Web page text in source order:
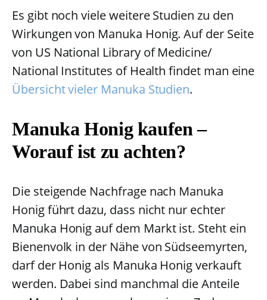
Es gibt noch viele weitere Studien zu den
Wirkungen von Manuka Honig. Auf der Seite
von US National Library of Medicine/
National Institutes of Health findet man eine
Übersicht vieler Manuka Studien.
Manuka Honig kaufen –
Worauf ist zu achten?
Die steigende Nachfrage nach Manuka
Honig führt dazu, dass nicht nur echter
Manuka Honig auf dem Markt ist. Steht ein
Bienenvolk in der Nähe von Südseemyrten,
darf der Honig als Manuka Honig verkauft
werden. Dabei sind manchmal die Anteile